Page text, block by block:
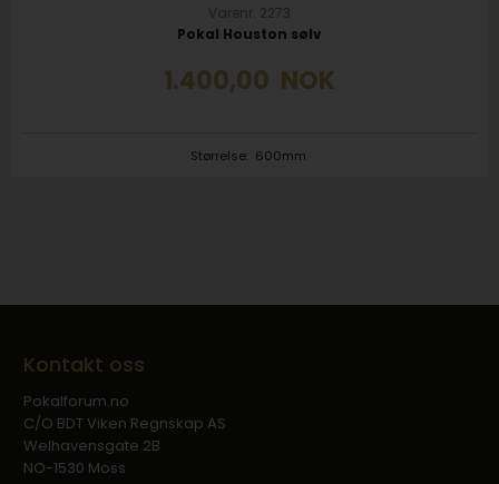
Varenr. 2273
Pokal Houston sølv
1.400,00 NOK
Størrelse: 600mm
Kontakt oss
Pokalforum.no
C/O BDT Viken Regnskap AS
Welhavensgate 2B
NO-1530 Moss